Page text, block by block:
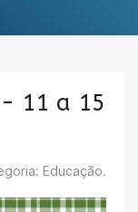
11 a 15
Educação.